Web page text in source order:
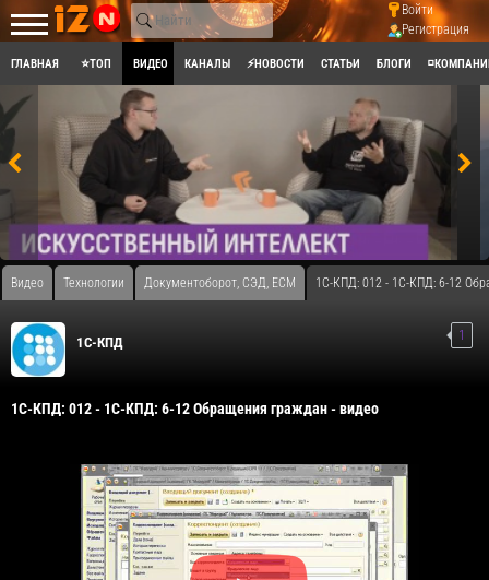
Войти
Регистрация
ГЛАВНАЯ ⭐ТОП ВИДЕО КАНАЛЫ ⚡НОВОСТИ СТАТЬИ БЛОГИ
Видео Технологии Документоборот, СЭД, ECM 1С-КПД: 012 - 1С-КПД: 6-12
1С-КПД 1
1С-КПД: 012 - 1С-КПД: 6-12 Обращения граждан - видео